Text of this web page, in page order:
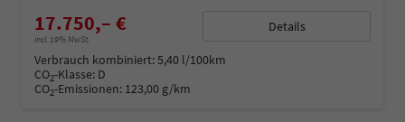
17.750,– €
incl. 19% MwSt.
Details
Verbrauch kombiniert:5,40 l/100km
CO2-Klasse: D
CO2-Emissionen: 123,00 g/km